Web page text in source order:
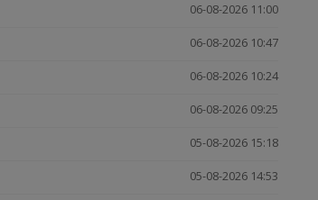
06-08-2026 11:00
06-08-2026 10:47
06-08-2026 10:24
06-08-2026 09:25
05-08-2026 15:18
05-08-2026 14:53